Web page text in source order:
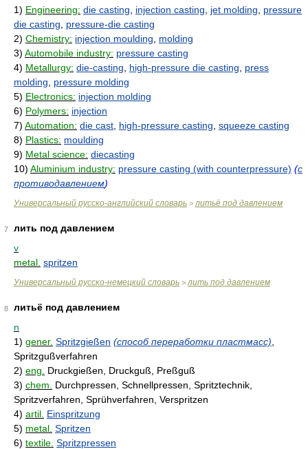
1) Engineering: die casting injection casting jet molding
pressure
die casting
pressure-die casting
2) Chemistry: injection moulding
molding
3) Automobile industry: pressure casting
4) Metallurgy: die-casting high-pressure die casting
press
molding
pressure molding
5) Electronics: injection molding
6) Polymers: injection
7) Automation: die cast high-pressure casting squeeze casting
8) Plastics: moulding
9) Metal science: diecasting
10) Aluminium industry: pressure casting (with counterpressure) (с
противодавлением)
Универсальный русско-английский словарь > литьё под давлением
7
лить под давлением
v
metal. spritzen
Универсальный русско-немецкий словарь > лить под давлением
8
литьё под давлением
n
1) gener. Spritzgießen (способ переработки пластмасс)
Spritzgußverfahren
2) eng.
Druckgießen, Druckguß, Preßguß
3) chem.
Durchpressen, Schnellpressen, Spritztechnik,
Spritzverfahren, Sprühverfahren, Verspritzen
4) artil. Einspritzung
5) metal. Spritzen
6) textile. Spritzpressen